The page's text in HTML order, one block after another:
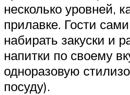
несколько уровней,
прилавке. Гости
набирать закуски и
напитки по своему
одноразовую
посуду).